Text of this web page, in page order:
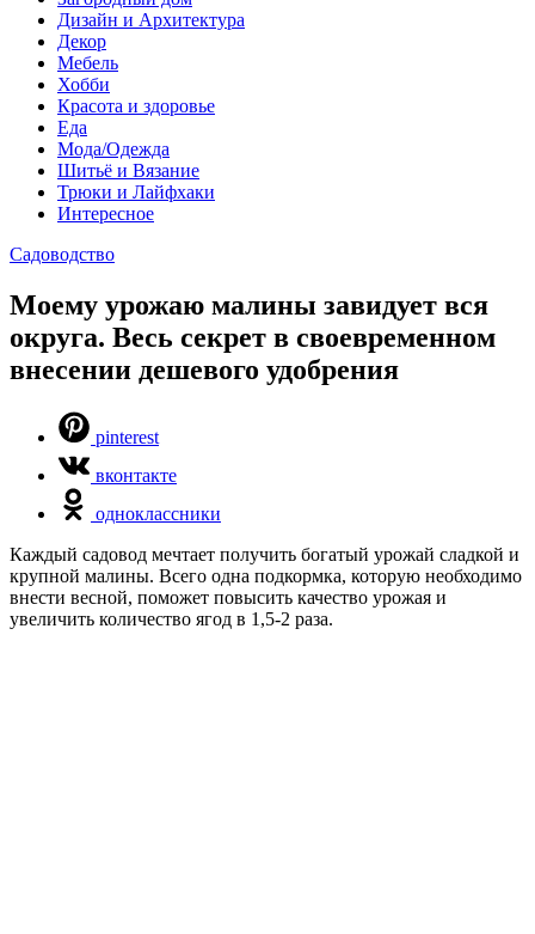
Дизайн и Архитектура
Декор
Мебель
Хобби
Красота и здоровье
Еда
Мода/Одежда
Шитьё и Вязание
Трюки и Лайфхаки
Интересное
Садоводство
Моему урожаю малины завидует вся
округа. Весь секрет в своевременном
внесении дешевого удобрения
pinterest
вконтакте
одноклассники
Каждый садовод мечтает получить богатый урожай сладкой и
крупной малины. Всего одна подкормка, которую необходимо
внести весной, поможет повысить качество урожая и
увеличить количество ягод в 1,5-2 раза.